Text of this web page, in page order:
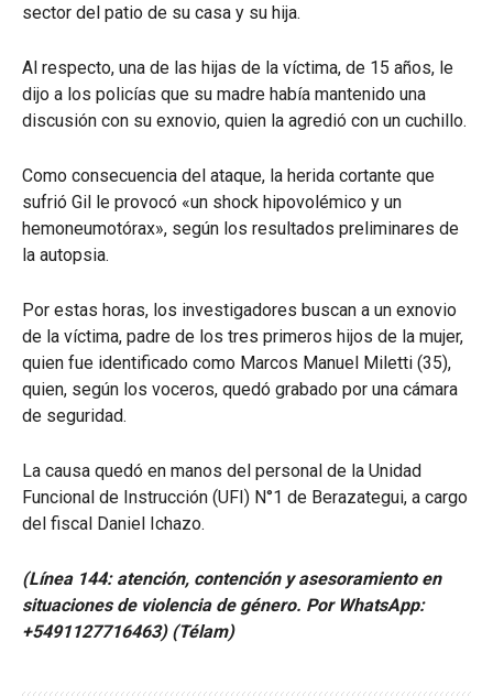
sector del patio de su casa y su hija.
Al respecto, una de las hijas de la víctima, de 15 años, le
dijo a los policías que su madre había mantenido una
discusión con su exnovio, quien la agredió con un cuchillo.
Como consecuencia del ataque, la herida cortante que
sufrió Gil le provocó «un shock hipovolémico y un
hemoneumotórax», según los resultados preliminares de
la autopsia.
Por estas horas, los investigadores buscan a un exnovio
de la víctima, padre de los tres primeros hijos de la mujer,
quien fue identificado como Marcos Manuel Miletti (35),
quien, según los voceros, quedó grabado por una cámara
de seguridad.
La causa quedó en manos del personal de la Unidad
Funcional de Instrucción (UFI) N°1 de Berazategui, a cargo
del fiscal Daniel Ichazo.
(Línea 144: atención, contención y asesoramiento en
situaciones de violencia de género. Por WhatsApp:
+5491127716463) (Télam)